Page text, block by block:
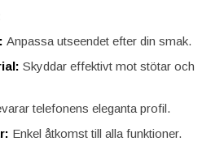
Anpassa utseendet efter din smak.
Skyddar effektivt mot stötar och
telefonens eleganta profil.
Enkel åtkomst till alla funktioner.